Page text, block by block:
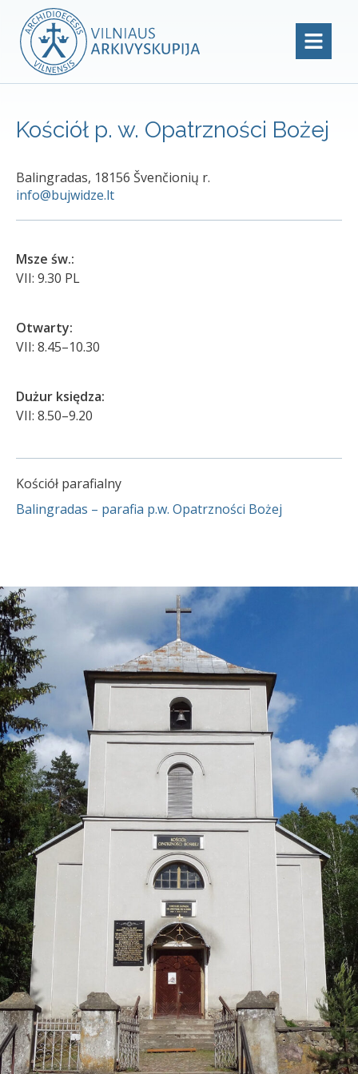
Kościół p. w. Opatrzności Bożej
Balingradas, 18156 Švenčionių r.
info@bujwidze.lt
Msze św.:
VII: 9.30 PL
Otwarty:
VII: 8.45–10.30
Dużur księdza:
VII: 8.50–9.20
Kościół parafialny
Balingradas – parafia p.w. Opatrzności Bożej